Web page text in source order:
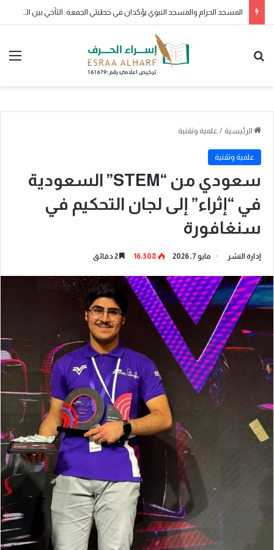
ولو بشق تمرة
الرئيسية / علمية وتقنية
علمية وتقنية
سعودي من “STEM” السعودية
في “إثراء” إلى لجان التحكيم في
سنغافورة
إدارة النشر مايو 7, 2026 16٬308